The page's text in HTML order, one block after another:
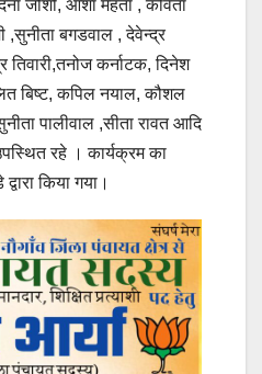
जोशी, आशा मेहता , कविता
,सुनीता बगडवाल , देवेन्द्र
तिवारी,तनोज कर्नाटक, दिनेश
बिष्ट, कपिल नयाल, कौशल
पालीवाल ,सीता रावत आदि
रहे । कार्यक्रम का
किया गया।